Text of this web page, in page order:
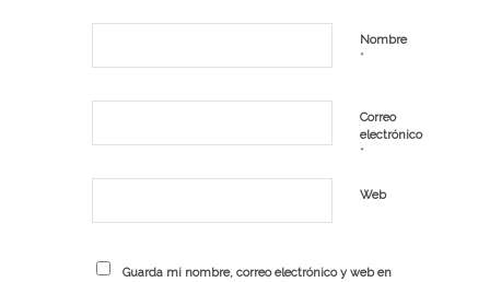
Nombre
*
Correo
electrónico
*
Web
Guarda mi nombre, correo electrónico y web en